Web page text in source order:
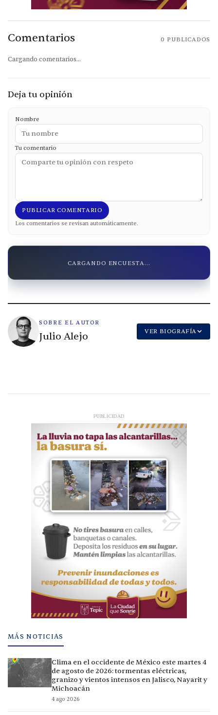
Comentarios 0 PUBLICADOS
Cargando comentarios...
Deja tu opinión
Nombre
Tu comentario
PUBLICAR COMENTARIO
Los comentarios se revisan automáticamente.
CARGANDO ENCUESTA...
SOBRE EL AUTOR
Julio Alejo VER BIOGRAFÍA
PUBLICIDAD
MÁS NOTICIAS
Clima en el occidente de México este martes 4
de agosto de 2026: tormentas eléctricas,
granizo y vientos intensos en Jalisco, Nayarit y
Michoacán
4 ago 2026